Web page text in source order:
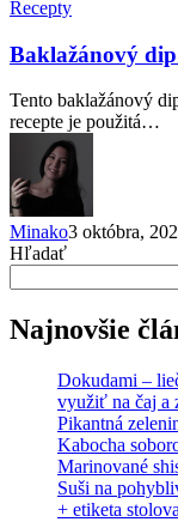
Recepty
Baklažánový
Tento baklažánový
recepte je použitá…
Minako3 októbra,
Hľadať
Najnovšie
Dokudami –
využiť na čaj a
Pikantná
Kabocha
Marinované
Suši na
+ etiketa